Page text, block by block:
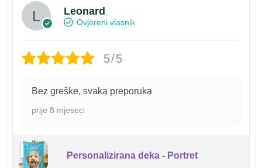
Leonard
Ovjereni vlasnik
5/5
Bez greške, svaka preporuka
prije 8 mjeseci
Personalizirana deka - Portret